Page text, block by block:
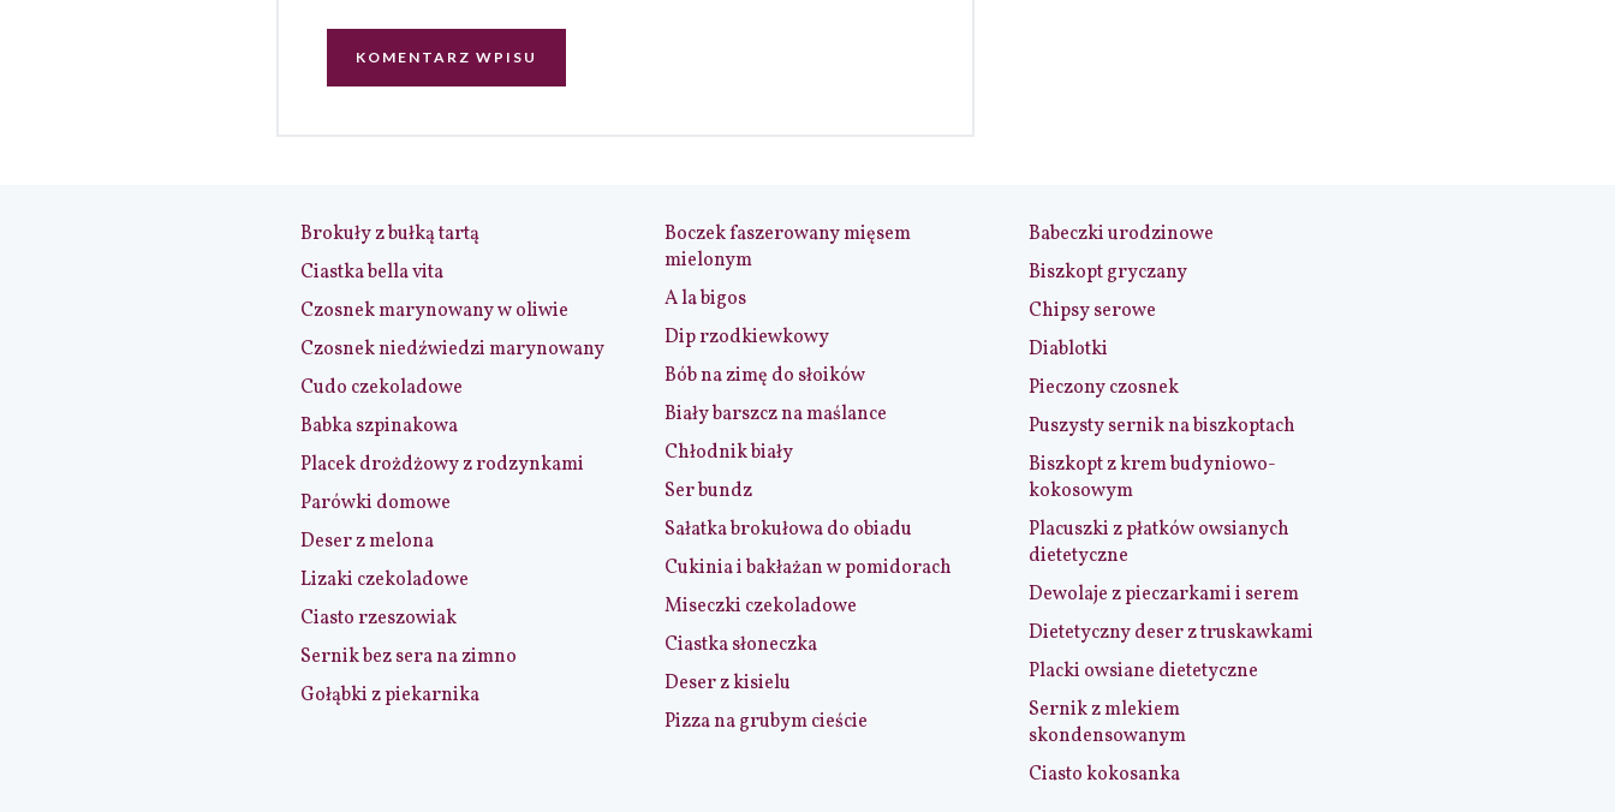
Brokuły z bułką tartą
Ciastka bella vita
Czosnek marynowany w oliwie
Czosnek niedźwiedzi marynowany
Cudo czekoladowe
Babka szpinakowa
Placek drożdżowy z rodzynkami
Parówki domowe
Deser z melona
Lizaki czekoladowe
Ciasto rzeszowiak
Sernik bez sera na zimno
Gołąbki z piekarnika
Boczek faszerowany mięsem
mielonym
A la bigos
Dip rzodkiewkowy
Bób na zimę do słoików
Biały barszcz na maślance
Chłodnik biały
Ser bundz
Sałatka brokułowa do obiadu
Cukinia i bakłażan w pomidorach
Miseczki czekoladowe
Ciastka słoneczka
Deser z kisielu
Pizza na grubym cieście
Babeczki urodzinowe
Biszkopt gryczany
Chipsy serowe
Diablotki
Pieczony czosnek
Puszysty sernik na biszkoptach
Biszkopt z krem budyniowo-
kokosowym
Placuszki z płatków owsianych
dietetyczne
Dewolaje z pieczarkami i serem
Dietetyczny deser z truskawkami
Placki owsiane dietetyczne
Sernik z mlekiem
skondensowanym
Ciasto kokosanka